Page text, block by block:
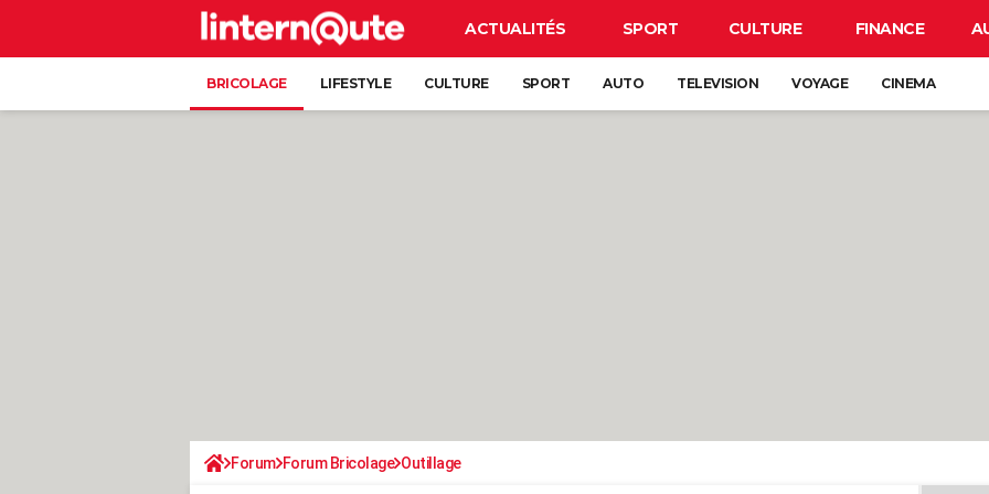
ACTUALITÉS SPORT CULTURE FINANCE
BRICOLAGE LIFESTYLE CULTURE SPORT AUTO TELEVISION VOYAGE CINEMA
Forum Forum Bricolage Outillage